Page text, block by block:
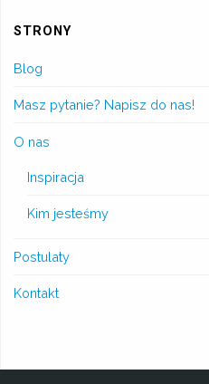
STRONY
Blog
Masz pytanie? Napisz do nas!
O nas
Inspiracja
Kim jesteśmy
Postulaty
Kontakt